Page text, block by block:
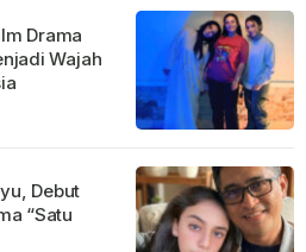
Drama
Wajah
Debut
“Satu